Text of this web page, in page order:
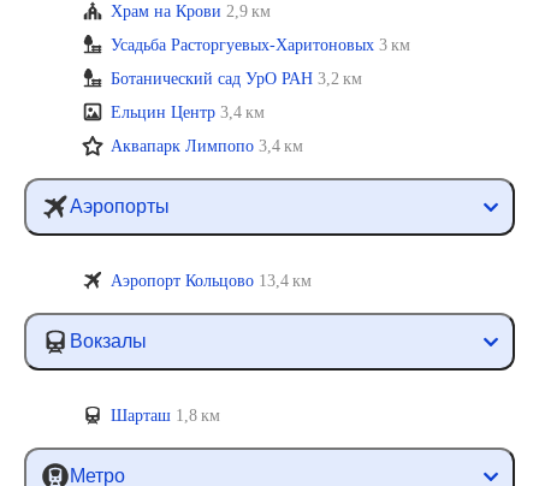
Храм на Крови 2,9 км
Усадьба Расторгуевых-Харитоновых 3 км
Ботанический сад УрО РАН 3,2 км
Ельцин Центр 3,4 км
Аквапарк Лимпопо 3,4 км
Аэропорты
Аэропорт Кольцово 13,4 км
Вокзалы
Шарташ 1,8 км
Метро